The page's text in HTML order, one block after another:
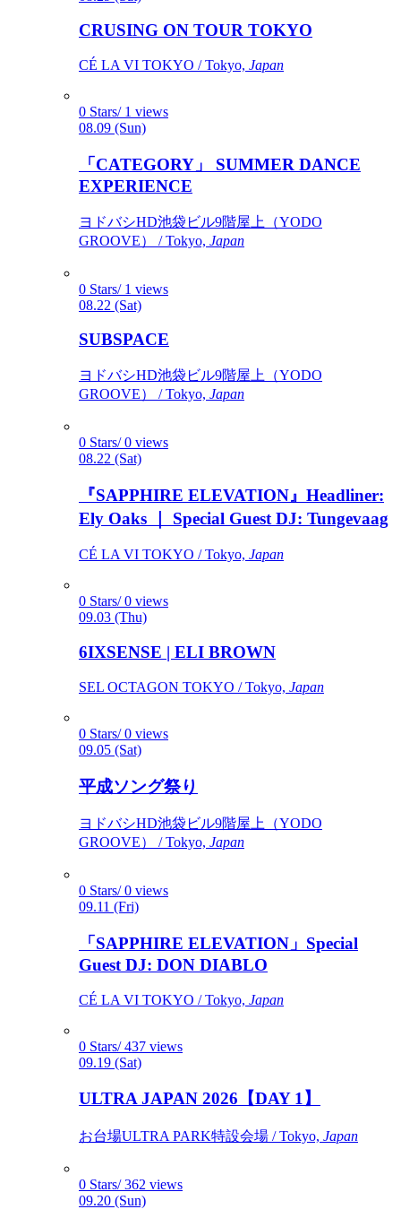
CRUSING ON TOUR TOKYO
CÉ LA VI TOKYO / Tokyo, Japan
0 Stars/ 1 views
08.09 (Sun)
「CATEGORY」 SUMMER DANCE
EXPERIENCE
ヨドバシHD池袋ビル9階屋上（YODO
GROOVE） / Tokyo, Japan
0 Stars/ 1 views
08.22 (Sat)
SUBSPACE
ヨドバシHD池袋ビル9階屋上（YODO
GROOVE） / Tokyo, Japan
0 Stars/ 0 views
08.22 (Sat)
『SAPPHIRE ELEVATION』Headliner:
Ely Oaks ｜ Special Guest DJ: Tungevaag
CÉ LA VI TOKYO / Tokyo, Japan
0 Stars/ 0 views
09.03 (Thu)
6IXSENSE | ELI BROWN
SEL OCTAGON TOKYO / Tokyo, Japan
0 Stars/ 0 views
09.05 (Sat)
平成ソング祭り
ヨドバシHD池袋ビル9階屋上（YODO
GROOVE） / Tokyo, Japan
0 Stars/ 0 views
09.11 (Fri)
「SAPPHIRE ELEVATION」Special
Guest DJ: DON DIABLO
CÉ LA VI TOKYO / Tokyo, Japan
0 Stars/ 437 views
09.19 (Sat)
ULTRA JAPAN 2026【DAY 1】
お台場ULTRA PARK特設会場 / Tokyo, Japan
0 Stars/ 362 views
09.20 (Sun)